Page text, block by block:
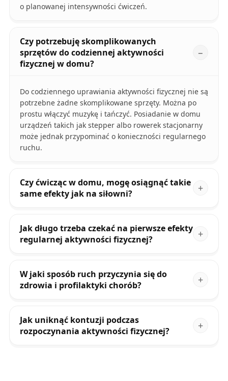
o planowanej intensywności ćwiczeń.
Czy potrzebuję skomplikowanych
sprzętów do codziennej aktywności
fizycznej w domu?
Do codziennego uprawiania aktywności fizycznej nie są
potrzebne żadne skomplikowane sprzęty. Można po
prostu włączyć muzykę i tańczyć. Posiadanie w domu
urządzeń takich jak stepper albo rowerek stacjonarny
może jednak przypominać o konieczności regularnego
ruchu.
Czy ćwicząc w domu, mogę osiągnąć takie
same efekty jak na siłowni?
Jak długo trzeba czekać na pierwsze efekty
regularnej aktywności fizycznej?
W jaki sposób ruch przyczynia się do
zdrowia i profilaktyki chorób?
Jak uniknąć kontuzji podczas
rozpoczynania aktywności fizycznej?